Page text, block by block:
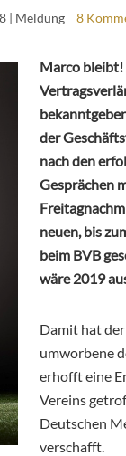
| Meldung 8
Marco bleibt!
der
nach den
Gesprächen
neuen, bis
beim BVB
wäre 2019
Damit hat
umworbene
erhofft eine
Vereins
Deutschen
verschafft.